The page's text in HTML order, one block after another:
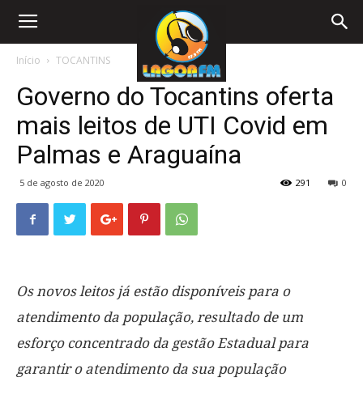
Início TOCANTINS
Governo do Tocantins oferta
mais leitos de UTI Covid em
Palmas e Araguaína
5 de agosto de 2020 0
291
Os novos leitos já estão disponíveis para o
atendimento da população, resultado de um
esforço concentrado da gestão Estadual para
garantir o atendimento da sua população